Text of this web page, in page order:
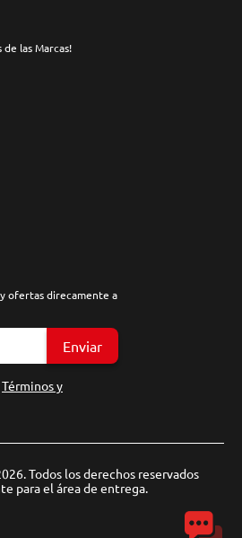
las Marcas!
ofertas direcamente a
Enviar
Términos y
Todos los derechos reservados
para el área de entrega.